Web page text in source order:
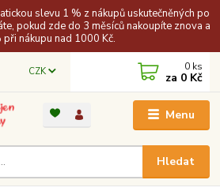
slevu 1 % z nákupů uskutečněných po
pokud zde do 3 měsíců nakoupíte znova a
nákupu nad 1000 Kč.
Menu
CZK
Hledat
0 ks
za 0 Kč